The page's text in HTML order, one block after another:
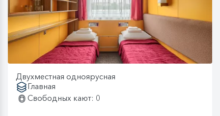
Двухместная одноярусная
Главная
Свободных кают: 0